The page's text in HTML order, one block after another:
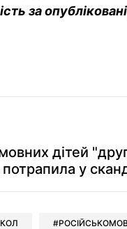
за
дітей
потрапила у